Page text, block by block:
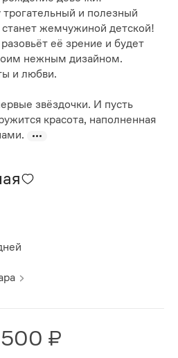
и полезный
жемчужиной детской!
её зрение и будет
нежным дизайном.
и любви.
звёздочки. И пусть
красота, наполненная
₽